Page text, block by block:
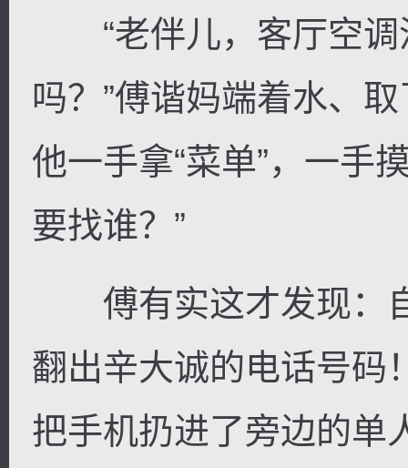
“老伴儿，客厅空调
吗？”傅谐妈端着水、
他一手拿“菜单”，一手
要找谁？”
傅有实这才发现：
翻出辛大诚的电话号码
把手机扔进了旁边的单